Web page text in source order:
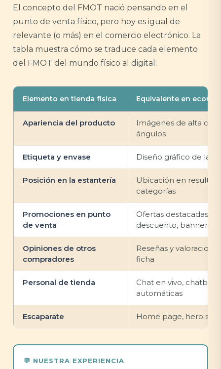
El concepto del FMOT nació pensando en el
punto de venta físico, pero hoy es igual de
relevante (o más) en el comercio electrónico. La
tabla muestra cómo se traduce cada elemento
del FMOT del mundo físico al digital:
Elemento en tienda física Equivalente en
Apariencia del producto
Imágenes de alta
ángulos
Etiqueta y envase Diseño gráfico de la
Posición en la estantería
Ubicación en
categorías
Promociones en punto
de venta
Ofertas destacadas,
descuento, banners
Opiniones de otros
compradores
Reseñas y
ficha
Personal de tienda
Chat en vivo,
automáticas
Escaparate Home page, hero